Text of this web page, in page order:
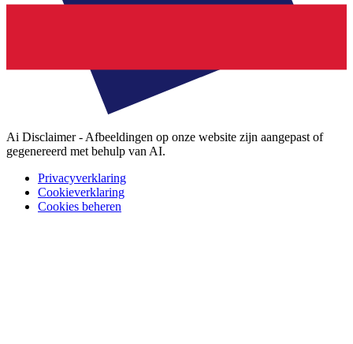
Ai Disclaimer - Afbeeldingen op onze website zijn aangepast of
gegenereerd met behulp van AI.
Privacyverklaring
Cookieverklaring
Cookies beheren